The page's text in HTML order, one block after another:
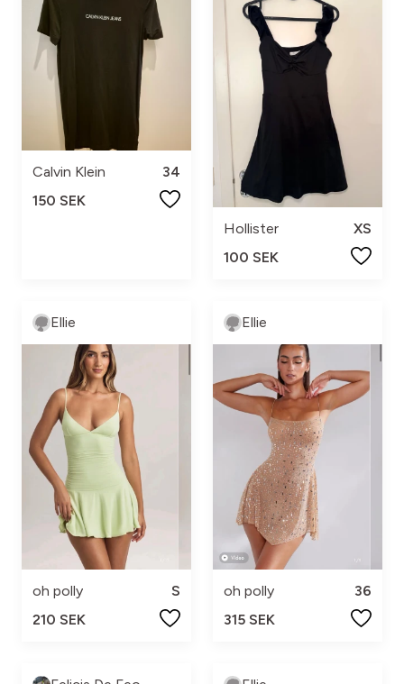
Calvin Klein
34
150 SEK
Hollister
XS
100 SEK
Ellie
oh polly
S
210 SEK
Ellie
oh polly
36
315 SEK